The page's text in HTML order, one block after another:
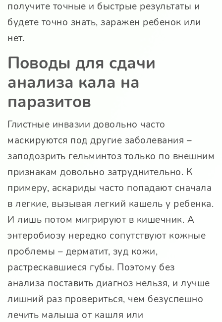
получите точные и быстрые результаты и
будете точно знать, заражен ребенок или
нет.
Поводы для сдачи
анализа кала на
паразитов
Глистные инвазии довольно часто
маскируются под другие заболевания –
заподозрить гельминтоз только по внешним
признакам довольно затруднительно. К
примеру, аскариды часто попадают сначала
в легкие, вызывая легкий кашель у ребенка.
И лишь потом мигрируют в кишечник. А
энтеробиозу нередко сопутствуют кожные
проблемы – дерматит, зуд кожи,
растрескавшиеся губы. Поэтому без
анализа поставить диагноз нельзя, и лучше
лишний раз провериться, чем безуспешно
лечить малыша от кашля или